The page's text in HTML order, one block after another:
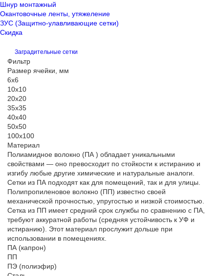
Шнур монтажный
Окантовочные ленты, утяжеление
ЗУС (Защитно-улавливающие сетки)
Скидка
Заградительные сетки
Фильтр
Размер ячейки, мм
6х6
10х10
20х20
35х35
40х40
50х50
100х100
Материал
Полиамидное волокно (ПА ) обладает уникальными
свойствами — оно превосходит по стойкости к истиранию и
изгибу любые другие химические и натуральные аналоги.
Сетки из ПА подходят как для помещений, так и для улицы.
Полипропиленовое волокно (ПП) известно своей
механической прочностью, упругостью и низкой стоимостью.
Сетка из ПП имеет средний срок службы по сравнению с ПА,
требуют аккуратной работы (средняя устойчивость к УФ и
истиранию). Этот материал прослужит дольше при
использовании в помещениях.
ПА (капрон)
ПП
ПЭ (полиэфир)